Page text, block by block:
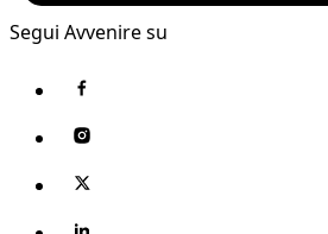
Segui Avvenire su